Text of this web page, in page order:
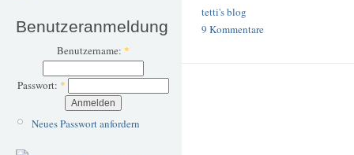
Benutzeranmeldung
Benutzername: *
Passwort: *
Neues Passwort anfordern
tetti's blog
9 Kommentare